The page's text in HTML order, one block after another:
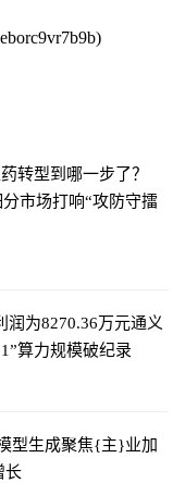
转型到哪一步了？
市场打响“攻防守擂
润为8270.36万元通义
算力规模破纪录
型生成聚焦{主}业加
长